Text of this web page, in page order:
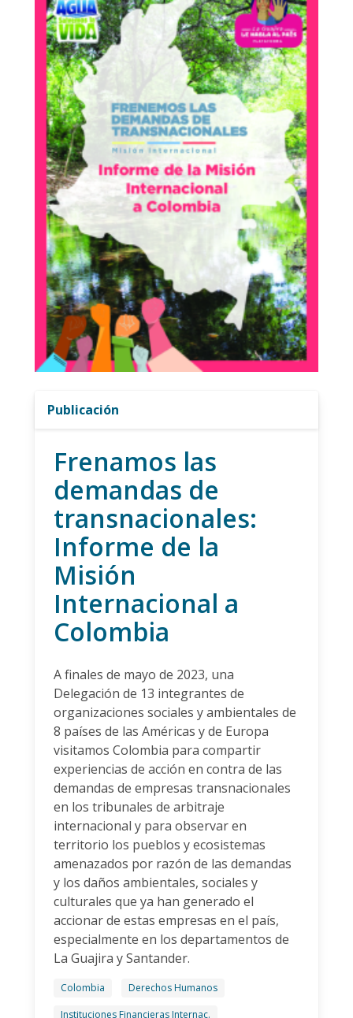
Publicación
Frenamos las
demandas de
transnacionales:
Informe de la
Misión
Internacional a
Colombia
A finales de mayo de 2023, una
Delegación de 13 integrantes de
organizaciones sociales y ambientales de
8 países de las Américas y de Europa
visitamos Colombia para compartir
experiencias de acción en contra de las
demandas de empresas transnacionales
en los tribunales de arbitraje
internacional y para observar en
territorio los pueblos y ecosistemas
amenazados por razón de las demandas
y los daños ambientales, sociales y
culturales que ya han generado el
accionar de estas empresas en el país,
especialmente en los departamentos de
La Guajira y Santander.
Colombia
Derechos Humanos
Instituciones Financieras Internac.